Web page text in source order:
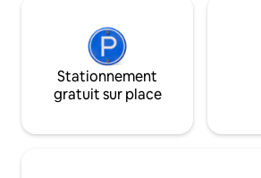
Stationnement
gratuit sur place